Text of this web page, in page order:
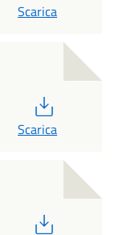
Scarica
Scarica